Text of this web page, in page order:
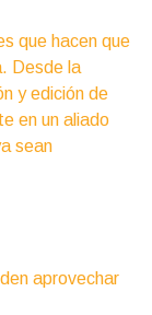
que hacen que
Desde la
y edición de
en un aliado
sean
aprovechar